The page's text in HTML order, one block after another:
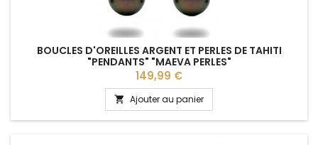
BOUCLES D'OREILLES ARGENT ET PERLES DE TAHITI
"PENDANTS" "MAEVA PERLES"
Prix
149,99 €
 Ajouter au panier